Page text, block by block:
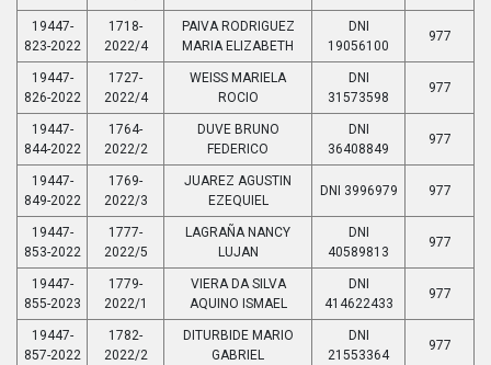
19447-
823-2022
1718-
2022/4
PAIVA RODRIGUEZ
MARIA ELIZABETH
DNI
19056100
977
19447-
826-2022
1727-
2022/4
WEISS MARIELA
ROCIO
DNI
31573598
977
19447-
844-2022
1764-
2022/2
DUVE BRUNO
FEDERICO
DNI
36408849
977
19447-
849-2022
1769-
2022/3
JUAREZ AGUSTIN
EZEQUIEL
DNI 3996979 977
19447-
853-2022
1777-
2022/5
LAGRAÑA NANCY
LUJAN
DNI
40589813
977
19447-
855-2023
1779-
2022/1
VIERA DA SILVA
AQUINO ISMAEL
DNI
414622433
977
19447-
857-2022
1782-
2022/2
DITURBIDE MARIO
GABRIEL
DNI
21553364
977